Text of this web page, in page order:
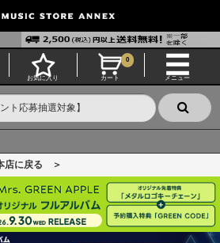
お気に入り カート
0
メニュー
店に戻る ＞